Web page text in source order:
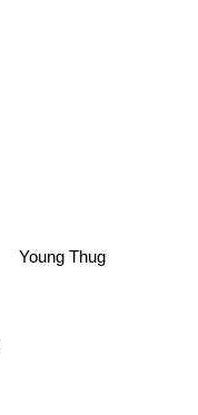
Young Thug